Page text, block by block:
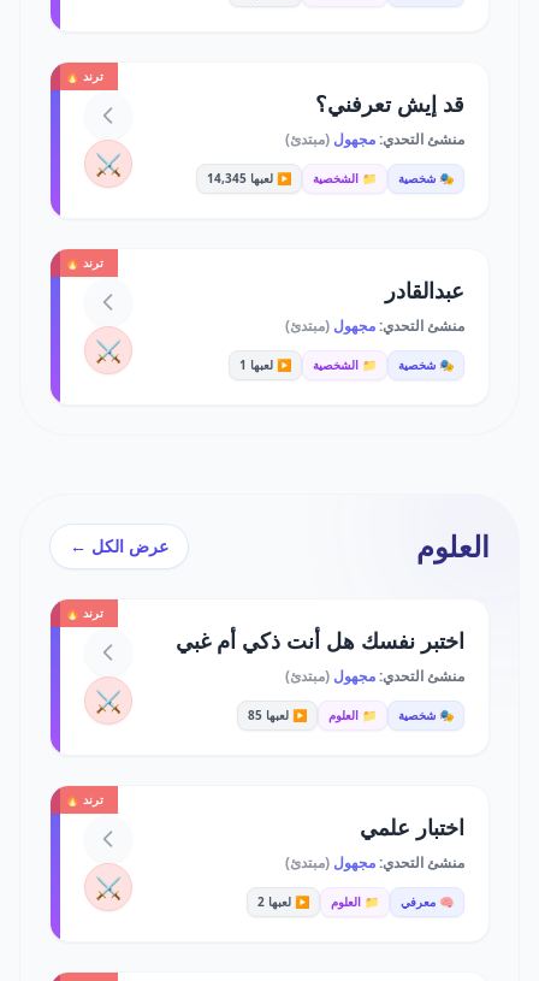
ترند 🔥
قد إيش تعرفني؟
منشئ التحدي:مجهول (مبتدئ)
🎭 شخصية 📁 الشخصية ▶️ لعبها 14,345 ⚔️
ترند 🔥
عبدالقادر
منشئ التحدي:مجهول (مبتدئ)
🎭 شخصية 📁 الشخصية ▶️ لعبها 1 ⚔️
العلوم عرض الكل ←
ترند 🔥
اختبر نفسك هل أنت ذكي أم غبي
منشئ التحدي:مجهول (مبتدئ)
🎭 شخصية 📁 العلوم ▶️ لعبها 85 ⚔️
ترند 🔥
اختبار علمي
منشئ التحدي:مجهول (مبتدئ)
🧠 معرفي 📁 العلوم ▶️ لعبها 2 ⚔️